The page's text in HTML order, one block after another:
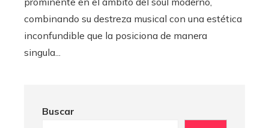
combinando su destreza musical con una estética
inconfundible que la posiciona de manera
singula...
Buscar